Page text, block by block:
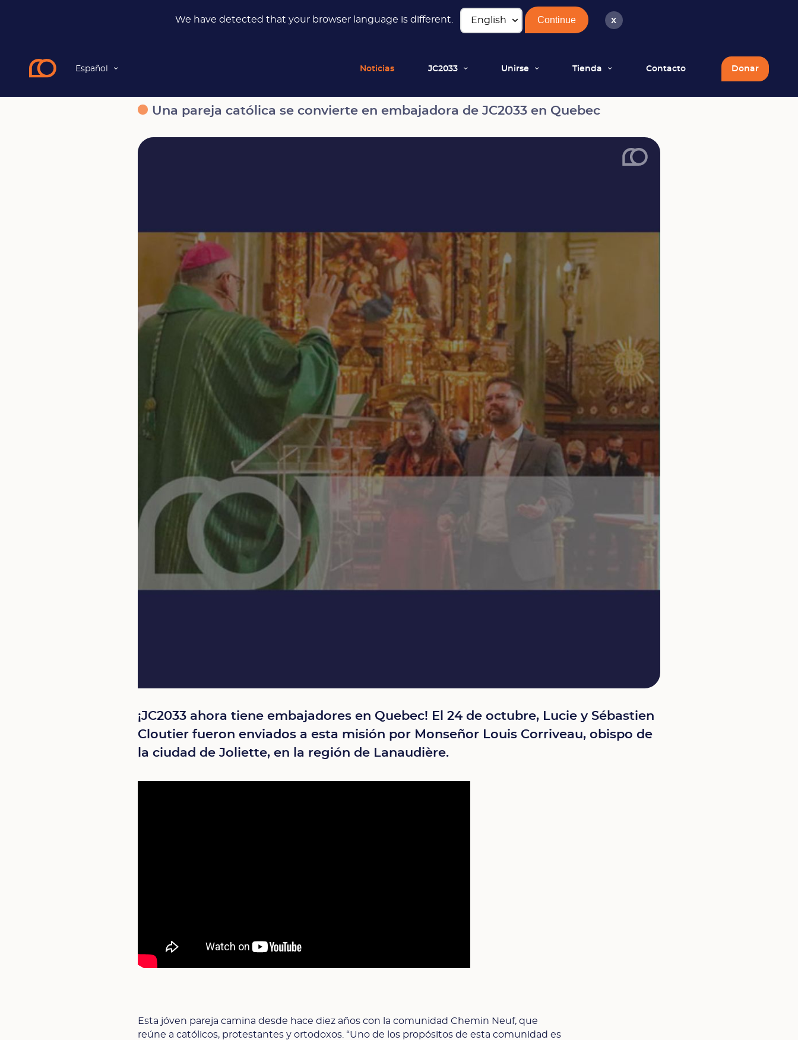
We have detected that your browser language is different. Continue x
Español Noticias JC2033 Unirse Tienda Contacto Donar
Noticias Una pareja católica se convierte en embajadora de JC2033 en Quebec
Una pareja católica se convierte en embajadora de JC2033 en Quebec
¡JC2033 ahora tiene embajadores en Quebec! El 24 de octubre, Lucie y Sébastien
Cloutier fueron enviados a esta misión por Monseñor Louis Corriveau, obispo de
la ciudad de Joliette, en la región de Lanaudière.
Esta jóven pareja camina desde hace diez años con la comunidad Chemin Neuf, que
reúne a católicos, protestantes y ortodoxos. “Uno de los propósitos de esta comunidad es